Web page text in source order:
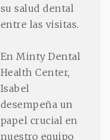
su salud dental
entre las visitas.
En Minty Dental
Health Center,
Isabel
desempeña un
papel crucial en
nuestro equipo